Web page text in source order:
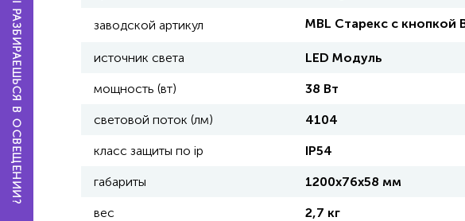
заводской артикул MBL Старекс с кнопкой
источник света LED Модуль
мощность (вт) 38 Вт
световой поток (лм) 4104
класс защиты по ip IP54
габариты 1200х76х58 мм
вес 2,7 кг
А ТЫ РАЗБИРАЕШЬСЯ В ОСВЕЩЕНИИ?